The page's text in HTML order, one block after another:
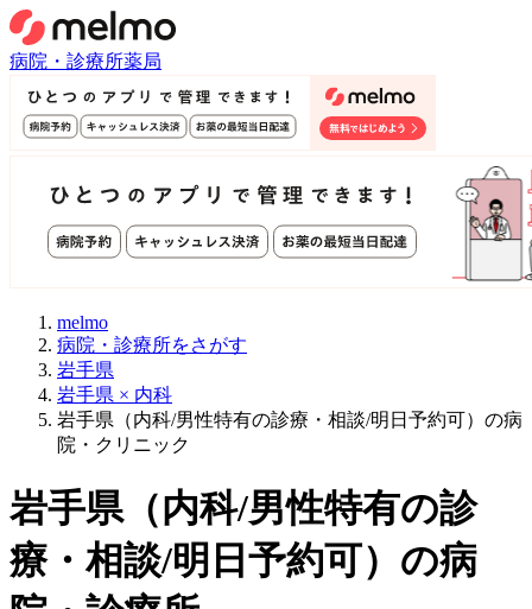
病院・診療所薬局
melmo
病院・診療所をさがす
岩手県
岩手県 × 内科
岩手県（内科/男性特有の診療・相談/明日予約可）の病
院・クリニック
岩手県（内科/男性特有の診
療・相談/明日予約可） の病